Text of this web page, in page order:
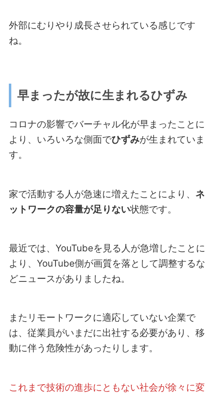
外部にむりやり成長させられている感じです
ね。
早まったが故に生まれるひずみ
コロナの影響でバーチャル化が早まったことに
より、いろいろな側面でひずみが生まれていま
す。
家で活動する人が急速に増えたことにより、 ネ
ットワークの容量が足りない状態です。
最近では、YouTubeを見る人が急増したことに
より、YouTube側が画質を落として調整するな
どニュースがありましたね。
またリモートワークに適応していない企業で
は、従業員がいまだに出社する必要があり、移
動に伴う危険性があったりします。
これまで技術の進歩にともない社会が徐々に変